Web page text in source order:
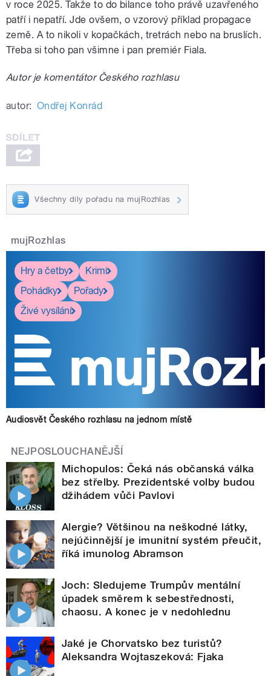
v roce 2025. Takže to do bilance toho právě uzavřeného
patří i nepatří. Jde ovšem, o vzorový příklad propagace
země. A to nikoli v kopačkách, tretrách nebo na bruslích.
Třeba si toho pan všimne i pan premiér Fiala.
Autor je komentátor Českého rozhlasu
autor: Ondřej Konrád
Všechny díly pořadu na mujRozhlas
mujRozhlas
Hry a četby
Krimi
Pohádky
Pořady
Živé vysílání
Audiosvět Českého rozhlasu na jednom místě
NEJPOSLOUCHANĚJŠÍ
Michopulos: Čeká nás občanská válka
bez střelby. Prezidentské volby budou
džihádem vůči Pavlovi
Alergie? Většinou na neškodné látky,
nejúčinnější je imunitní systém přeučit,
říká imunolog Abramson
Joch: Sledujeme Trumpův mentální
úpadek směrem k sebestřednosti,
chaosu. A konec je v nedohlednu
Jaké je Chorvatsko bez turistů?
Aleksandra Wojtaszeková: Fjaka